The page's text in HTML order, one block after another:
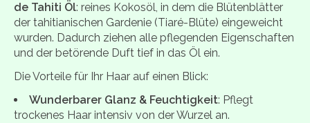
de Tahiti Öl: reines Kokosöl, in dem die Blütenblätter
der tahitianischen Gardenie (Tiaré-Blüte) eingeweicht
wurden. Dadurch ziehen alle pflegenden Eigenschaften
und der betörende Duft tief in das Öl ein.
Die Vorteile für Ihr Haar auf einen Blick:
Wunderbarer Glanz & Feuchtigkeit: Pflegt
trockenes Haar intensiv von der Wurzel an.